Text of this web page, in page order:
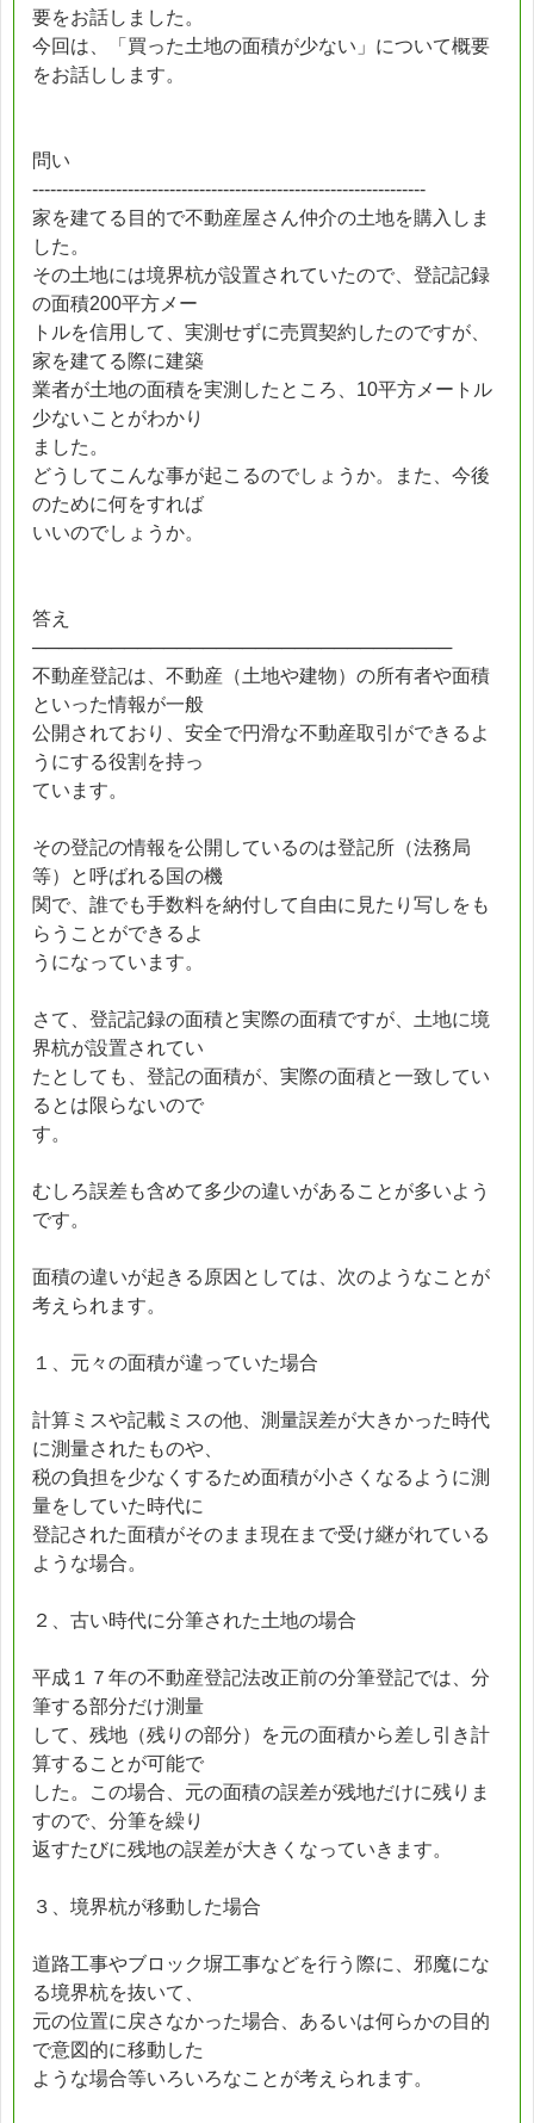
要をお話しました。
今回は、「買った土地の面積が少ない」について概要
をお話しします。
問い
------------------------------------------------------------------
家を建てる目的で不動産屋さん仲介の土地を購入しま
した。
その土地には境界杭が設置されていたので、登記記録
の面積200平方メー
トルを信用して、実測せずに売買契約したのですが、
家を建てる際に建築
業者が土地の面積を実測したところ、10平方メートル
少ないことがわかり
ました。
どうしてこんな事が起こるのでしょうか。また、今後
のために何をすれば
いいのでしょうか。
答え
────────────────────────────────
不動産登記は、不動産（土地や建物）の所有者や面積
といった情報が一般
公開されており、安全で円滑な不動産取引ができるよ
うにする役割を持っ
ています。
その登記の情報を公開しているのは登記所（法務局
等）と呼ばれる国の機
関で、誰でも手数料を納付して自由に見たり写しをも
らうことができるよ
うになっています。
さて、登記記録の面積と実際の面積ですが、土地に境
界杭が設置されてい
たとしても、登記の面積が、実際の面積と一致してい
るとは限らないので
す。
むしろ誤差も含めて多少の違いがあることが多いよう
です。
面積の違いが起きる原因としては、次のようなことが
考えられます。
１、元々の面積が違っていた場合
計算ミスや記載ミスの他、測量誤差が大きかった時代
に測量されたものや、
税の負担を少なくするため面積が小さくなるように測
量をしていた時代に
登記された面積がそのまま現在まで受け継がれている
ような場合。
２、古い時代に分筆された土地の場合
平成１７年の不動産登記法改正前の分筆登記では、分
筆する部分だけ測量
して、残地（残りの部分）を元の面積から差し引き計
算することが可能で
した。この場合、元の面積の誤差が残地だけに残りま
すので、分筆を繰り
返すたびに残地の誤差が大きくなっていきます。
３、境界杭が移動した場合
道路工事やブロック塀工事などを行う際に、邪魔にな
る境界杭を抜いて、
元の位置に戻さなかった場合、あるいは何らかの目的
で意図的に移動した
ような場合等いろいろなことが考えられます。